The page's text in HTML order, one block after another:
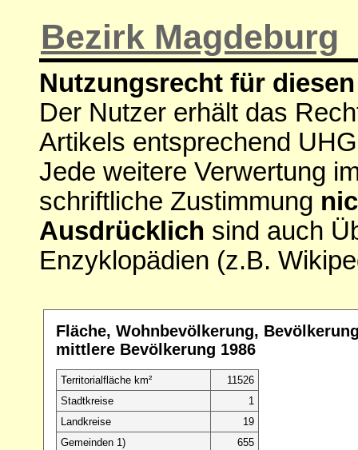
Bezirk Magdeburg
Nutzungsrecht für
Der Nutzer erhält das
Artikels entsprechend
Jede weitere Verwertung
schriftliche Zustimmung
Ausdrücklich sind auch
Enzyklopädien (z.B.
Fläche, Wohnbevölkerung,
mittlere Bevölkerung 1986
Territorialfläche km²
11526
Stadtkreise
1
Landkreise
19
Gemeinden 1)
655